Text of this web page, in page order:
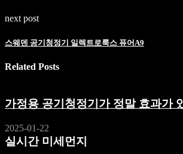
next post
스웨덴 공기청정기 일렉트로룩스 퓨어A9
Related Posts
가정용 공기청정기가 정말 효과가
2025-01-22
실시간 미세먼지